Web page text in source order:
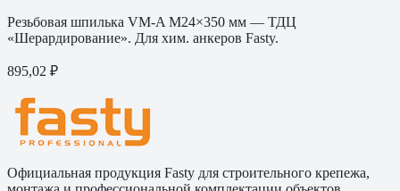
Резьбовая шпилька VM-A M24×350 мм — ТДЦ
«Шерардирование». Для хим. анкеров Fasty.
895,02 ₽
Официальная продукция Fasty для строительного крепежа,